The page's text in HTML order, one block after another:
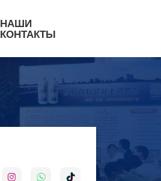
НАШИ
КОНТАКТЫ